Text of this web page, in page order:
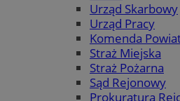
Urząd Skarbowy
Urząd Pracy
Komenda
Straż Miejska
Straż Pożarna
Sąd Rejonowy
Prokuratura